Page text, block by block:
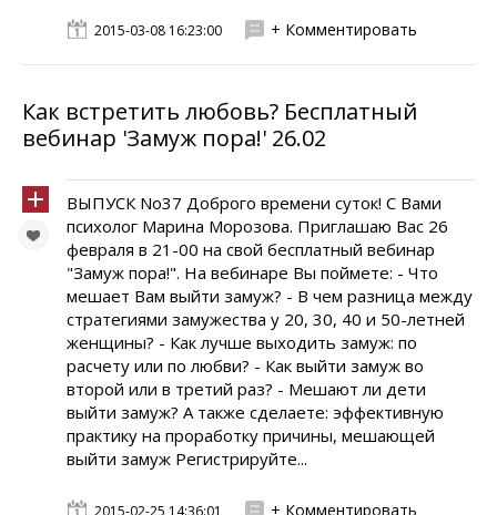
2015-03-08 16:23:00 + Комментировать
Как встретить любовь? Бесплатный
вебинар 'Замуж пора!' 26.02
ВЫПУСК No37 Доброго времени суток! С Вами
психолог Марина Морозова. Приглашаю Вас 26
февраля в 21-00 на свой бесплатный вебинар
"Замуж пора!". На вебинаре Вы поймете: - Что
мешает Вам выйти замуж? - В чем разница между
стратегиями замужества у 20, 30, 40 и 50-летней
женщины? - Как лучше выходить замуж: по
расчету или по любви? - Как выйти замуж во
второй или в третий раз? - Мешают ли дети
выйти замуж? А также сделаете: эффективную
практику на проработку причины, мешающей
выйти замуж Регистрируйте...
2015-02-25 14:36:01 + Комментировать